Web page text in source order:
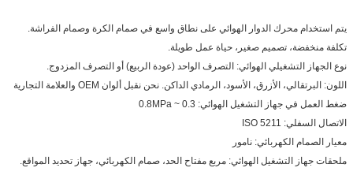
يتم استخدام محرك الدوار الهوائي على نطاق واسع في صمام الكرة وصمام الفراشة.
تكلفة منخفضة، تصميم صغير، حياة عمل طويلة.
نوع الجهاز التشغيلي الهوائي: التصرف الواحد (عودة الربيع) أو التصرف المزدوج.
اللون: البرتقالي، الأزرق، الأسود، الرمادي الداكن. نحن نقبل ألوان OEM والعلامة التجارية
ضغط العمل في جهاز التشغيل الهوائي: 0.3 ~ 0.8MPa
الاتصال السفلي: ISO 5211
معيار الصمام الكهربائي: نامور
ملحقات جهاز التشغيل الهوائي: مربع مفتاح الحد، صمام الكهربائي، جهاز تحديد المواقع.